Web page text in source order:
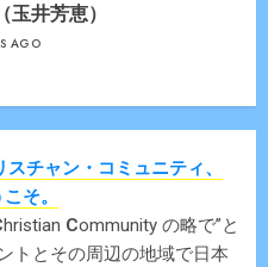
玉井芳恵）
AGO
チャン・コミュニティ、
そ。
hristian Community の略で”と
トとその周辺の地域で日本